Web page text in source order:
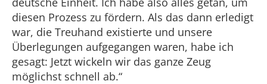
diesen Prozess zu fördern. Als das dann erledigt
war, die Treuhand existierte und unsere
Überlegungen aufgegangen waren, habe ich
gesagt: Jetzt wickeln wir das ganze Zeug
möglichst schnell ab.“